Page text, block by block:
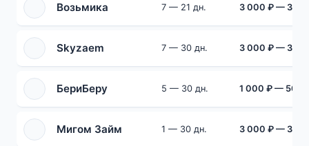
Возьмика 7 — 21 дн. 3 000 ₽ — 30
Skyzaem 7 — 30 дн. 3 000 ₽ — 30
БериБеру 5 — 30 дн. 1 000 ₽ — 50
Мигом Займ 1 — 30 дн. 3 000 ₽ — 30